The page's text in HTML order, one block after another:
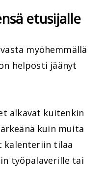
etusijalle
myöhemmällä
helposti jäänyt
alkavat kuitenkin
kuin muita
kalenteriin tilaa
työpalaverille tai